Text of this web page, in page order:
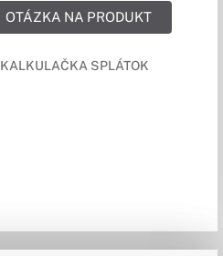
OTÁZKA NA PRODUKT
KALKULAČKA SPLÁTOK